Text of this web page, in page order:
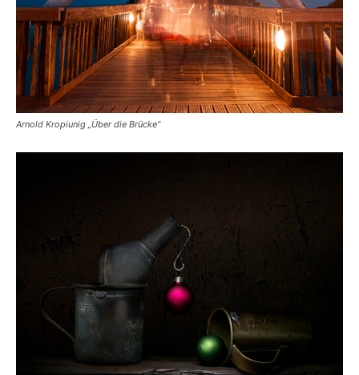
Arnold Kropiunig „Über die Brücke“